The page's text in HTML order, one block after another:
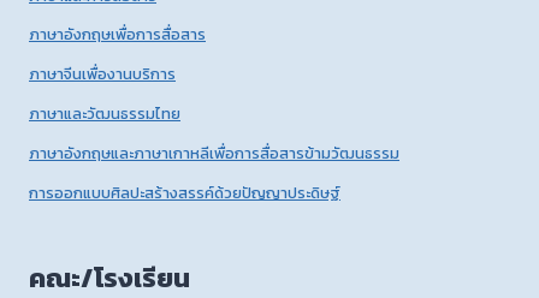
ภาษาอังกฤษเพื่อการสื่อสาร
ภาษาจีนเพื่องานบริการ
ภาษาและวัฒนธรรมไทย
ภาษาอังกฤษและภาษาเกาหลีเพื่อการสื่อสารข้ามวัฒนธรรม
การออกแบบศิลปะสร้างสรรค์ด้วยปัญญาประดิษฐ์
คณะ/โรงเรียน